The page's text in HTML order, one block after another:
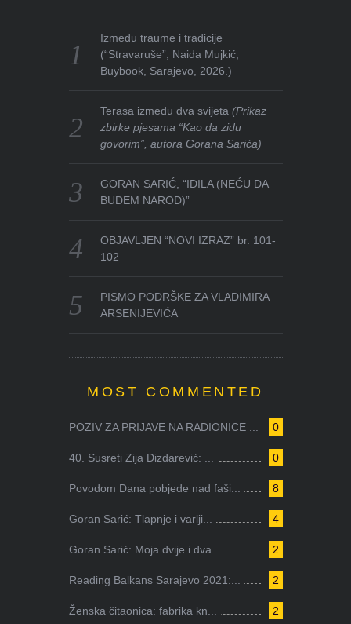
Između traume i tradicije
(“Stravaruše”, Naida Mujkić,
Buybook, Sarajevo, 2026.)
Terasa između dva svijeta(Prikaz
zbirke pjesama “Kao da zidu
govorim”, autora Gorana Sarića)
GORAN SARIĆ, “IDILA (NEĆU DA
BUDEM NAROD)”
OBJAVLJEN “NOVI IZRAZ” br. 101-
102
PISMO PODRŠKE ZA VLADIMIRA
ARSENIJEVIĆA
MOST COMMENTED
0
POZIV ZA PRIJAVE NA RADIONICE ...
0
40. Susreti Zija Dizdarević: ...
8
Povodom Dana pobjede nad faši...
4
Goran Sarić: Tlapnje i varlji...
2
Goran Sarić: Moja dvije i dva...
2
Reading Balkans Sarajevo 2021:...
2
Ženska čitaonica: fabrika kn...